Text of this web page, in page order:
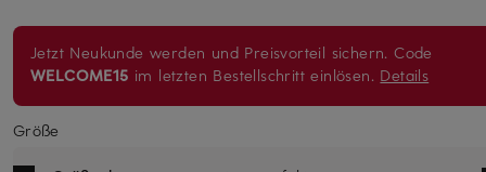
Jetzt Neukunde werden und Preisvorteil sichern. Code
WELCOME15 im letzten Bestellschritt einlösen. Details
Größe